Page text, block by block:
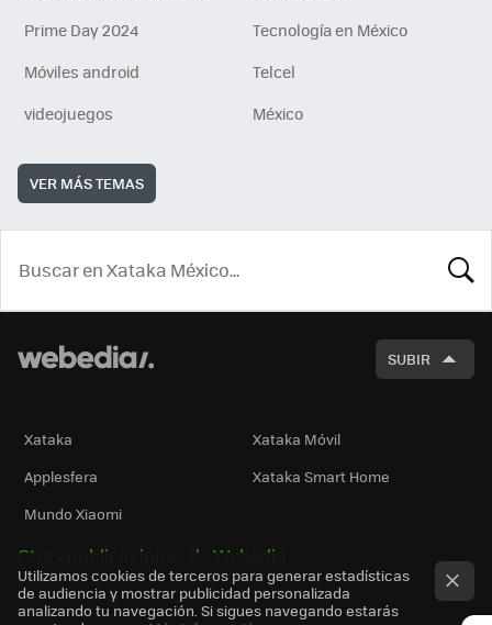
Prime Day 2024
Tecnología en México
Móviles android
Telcel
videojuegos
México
VER MÁS TEMAS
SUBIR
Xataka
Xataka Móvil
Applesfera
Xataka Smart Home
Mundo Xiaomi
Otras publicaciones de Webedia
Utilizamos cookies de terceros para generar estadísticas
de audiencia y mostrar publicidad personalizada
analizando tu navegación. Si sigues navegando estarás